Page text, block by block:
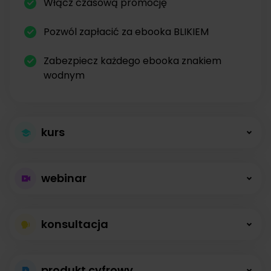
Pozwól zapłacić za ebooka BLIKIEM
Zabezpiecz każdego ebooka znakiem
wodnym
kurs
kursów
Kursy online z modułami, lekcjami, nagraniami i
opisami dostępne od zaraz.
webinar
bez limitów
konsultacja